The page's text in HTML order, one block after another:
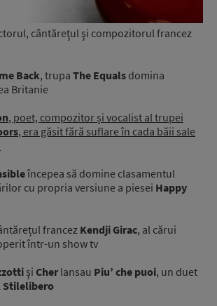
cântăreţul şi compozitorul francez
Back, trupa The Equals domina
Britanie
, poet, compozitor și vocalist al trupei
, era găsit fără suflare în cada băii sale
începea să domine clasamentul
cu propria versiune a piesei Happy
francez Kendji Girac, al cărui
într-un show tv
şi Cherlansau Piu’ che puoi, un duet
Stilelibero